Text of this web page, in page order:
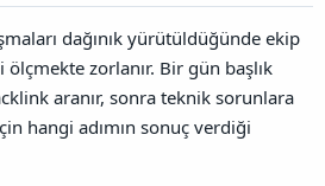
dağınık yürütüldüğünde ekip
zorlanır. Bir gün başlık
aranır, sonra teknik sorunlara
hangi adımın sonuç verdiği